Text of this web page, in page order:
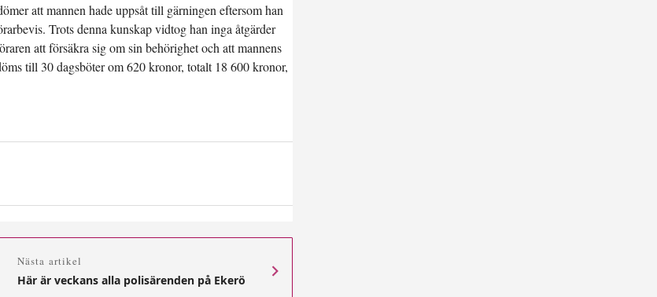
att mannen hade uppsåt till gärningen eftersom han
Trots denna kunskap vidtog han inga åtgärder
att försäkra sig om sin behörighet och att mannens
till 30 dagsböter om 620 kronor, totalt 18 600 kronor,
Nästa artikel
Här är veckans alla polisärenden på Ekerö